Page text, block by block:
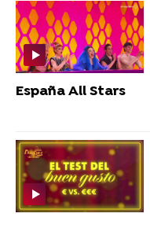
España All Stars